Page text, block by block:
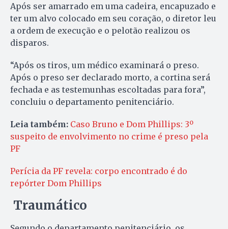
Após ser amarrado em uma cadeira, encapuzado e
ter um alvo colocado em seu coração, o diretor leu
a ordem de execução e o pelotão realizou os
disparos.
“Após os tiros, um médico examinará o preso.
Após o preso ser declarado morto, a cortina será
fechada e as testemunhas escoltadas para fora”,
concluiu o departamento penitenciário.
Leia também: Caso Bruno e Dom Phillips: 3º
suspeito de envolvimento no crime é preso pela
PF
Perícia da PF revela: corpo encontrado é do
repórter Dom Phillips
Traumático